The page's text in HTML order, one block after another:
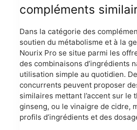
compléments
Dans la catégorie des
soutien du métabolisme et à la
Nourix Pro se situe parmi les
des combinaisons d’ingrédients
utilisation simple au quotidien.
concurrents peuvent proposer
similaires mettant l’accent sur le
ginseng, ou le vinaigre de cidre,
profils d’ingrédients et des